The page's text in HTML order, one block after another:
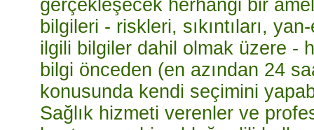
gerçekleşecek herhangi bir
bilgileri - riskleri, sıkıntıları,
ilgili bilgiler dahil olmak üzere -
bilgi önceden (en azından 24
konusunda kendi seçimini
Sağlık hizmeti verenler ve